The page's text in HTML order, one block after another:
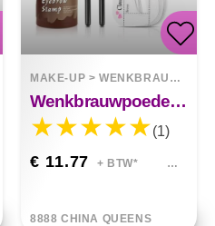
MAKE-UP >WENKBRAUWEN
Wenkbrauwpoeder Stick Haarlijn Contour Set
(1)
€ 11.77 + BTW*
8888 CHINA QUEENS